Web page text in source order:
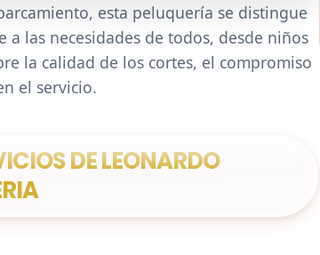
esta peluquería se distingue
las necesidades de todos, desde niños
la calidad de los cortes, el compromiso
el servicio.
DE LEONARDO